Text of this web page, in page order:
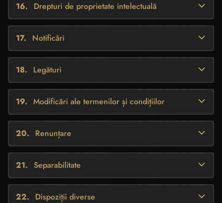
Drepturi de proprietate intelectuală
Notificări
Legături
Modificări ale termenilor și condițiilor
Renunțare
Separabilitate
Dispoziții diverse